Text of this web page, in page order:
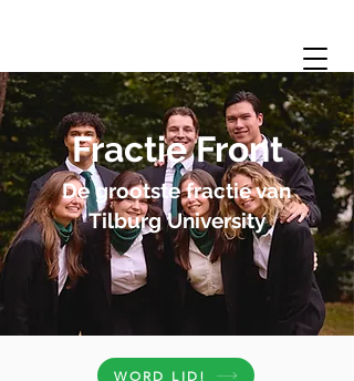
Fractie Front
De grootste fractie van
Tilburg University
WORD LID!